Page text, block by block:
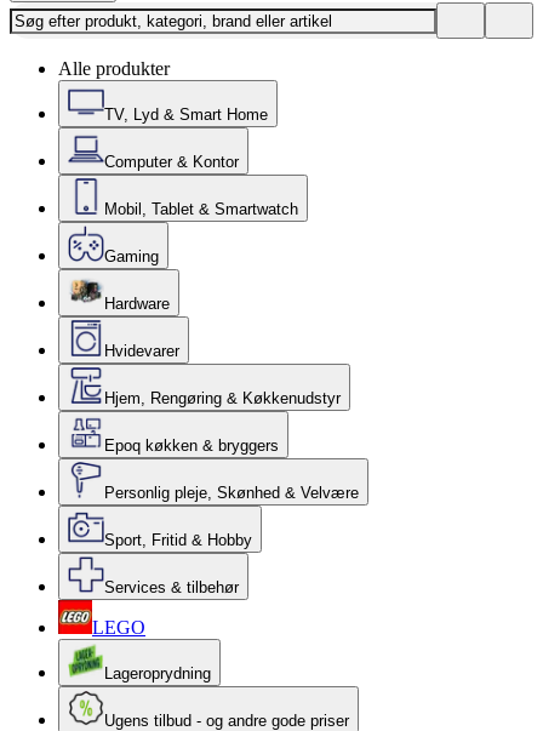
Alle produkter
TV, Lyd & Smart Home
Computer & Kontor
Mobil, Tablet & Smartwatch
Gaming
Hardware
Hvidevarer
Hjem, Rengøring & Køkkenudstyr
Epoq køkken & bryggers
Personlig pleje, Skønhed & Velvære
Sport, Fritid & Hobby
Services & tilbehør
LEGO
Lageroprydning
Ugens tilbud - og andre gode priser